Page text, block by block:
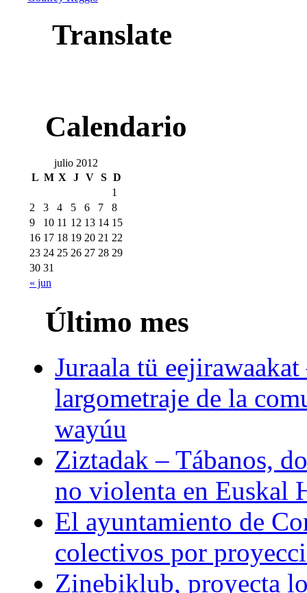
Translate
Calendario
julio 2012
L M X J V S D
« jun
1
2
3 4 5 6 7
8
9
10 11 12 13 14 15
16 17 18 19 20 21 22
23 24 25 26 27 28 29
30 31
Último mes
Juraala tü
largometraje de la
wayúu
Ziztadak – Tábanos,
no violenta en Euskal
El ayuntamiento de
colectivos por
Zinebiklub, proyecta